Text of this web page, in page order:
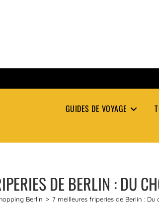
GUIDES DE VOYAGE
DE BERLIN : DU
Berlin > 7 meilleures friperies de Berlin : Du